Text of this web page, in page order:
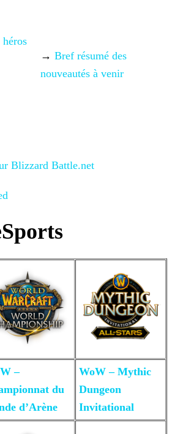
héros
→ Bref résumé des
nouveautés à venir
Blizzard Battle.net
–
du
d’Arène
WoW – Mythic
Dungeon
Invitational